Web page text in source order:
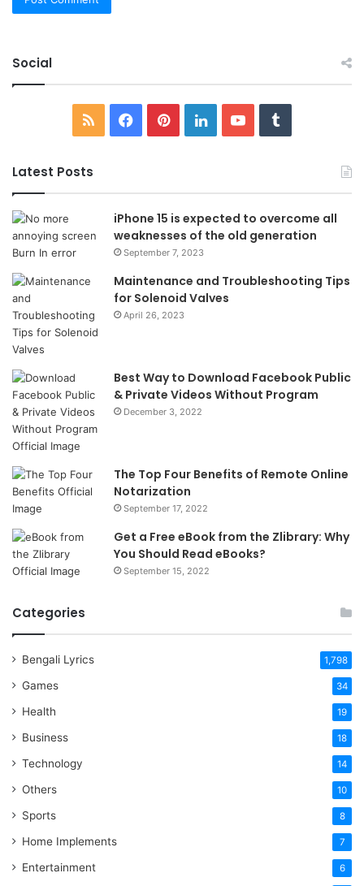
Social
RSS Facebook
PinterestLinkedInYouTubeTumblr
Latest Posts
iPhone 15 is expected to overcome all
weaknesses of the old generation
September 7, 2023
Maintenance and Troubleshooting Tips
for Solenoid Valves
April 26, 2023
Best Way to Download Facebook Public
& Private Videos Without Program
December 3, 2022
The Top Four Benefits of Remote Online
Notarization
September 17, 2022
Get a Free eBook from the Zlibrary: Why
You Should Read eBooks?
September 15, 2022
Categories
Bengali Lyrics 1,798
Games 34
Health 19
Business 18
Technology 14
Others 10
Sports 8
Home Implements 7
Entertainment 6